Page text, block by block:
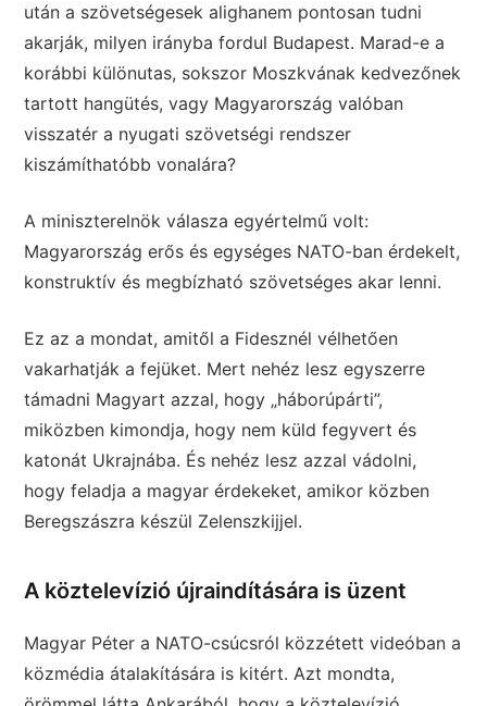
után a szövetségesek alighanem pontosan tudni
akarják, milyen irányba fordul Budapest. Marad-e a
korábbi különutas, sokszor Moszkvának kedvezőnek
tartott hangütés, vagy Magyarország valóban
visszatér a nyugati szövetségi rendszer
kiszámíthatóbb vonalára?
A miniszterelnök válasza egyértelmű volt:
Magyarország erős és egységes NATO-ban érdekelt,
konstruktív és megbízható szövetséges akar lenni.
Ez az a mondat, amitől a Fidesznél vélhetően
vakarhatják a fejüket. Mert nehéz lesz egyszerre
támadni Magyart azzal, hogy „háborúpárti”,
miközben kimondja, hogy nem küld fegyvert és
katonát Ukrajnába. És nehéz lesz azzal vádolni,
hogy feladja a magyar érdekeket, amikor közben
Beregszászra készül Zelenszkijjel.
A köztelevízió újraindítására is üzent
Magyar Péter a NATO-csúcsról közzétett videóban a
közmédia átalakítására is kitért. Azt mondta,